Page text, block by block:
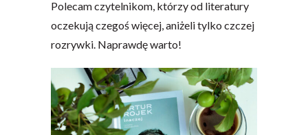
Polecam czytelnikom, którzy od literatury
oczekują czegoś więcej, aniżeli tylko czczej
rozrywki. Naprawdę warto!